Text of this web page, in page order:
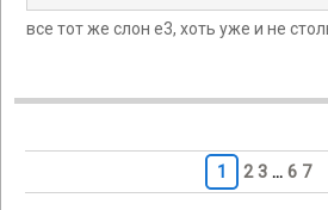
все тот же слон е3, хоть уже и не
1 2 3 … 6 7